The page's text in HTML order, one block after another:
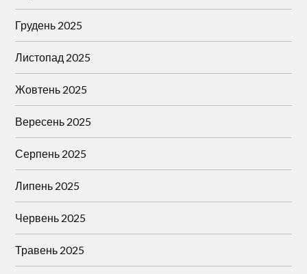
Грудень 2025
Листопад 2025
Жовтень 2025
Вересень 2025
Серпень 2025
Липень 2025
Червень 2025
Травень 2025